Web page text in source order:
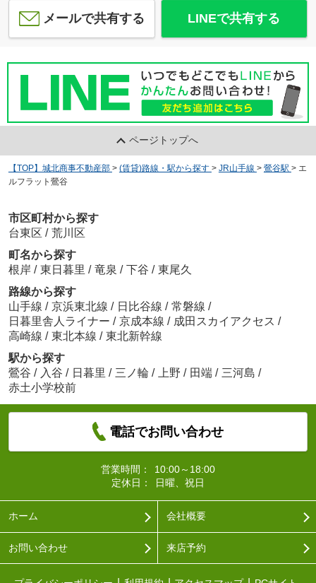
メールで共有する LINEで共有する
ページトップへ
【TOP】城北商事不動産部 > (賃貸)路線・駅から探す > JR山手線 > 鶯谷駅 > エ
ルフラット鶯谷
市区町村から探す
台東区 / 荒川区
町名から探す
根岸 / 東日暮里 / 竜泉 / 下谷 / 東尾久
路線から探す
山手線 / 京浜東北線 / 日比谷線 / 常磐線 /
日暮里舎人ライナー / 京成本線 / 成田スカイアクセス /
高崎線 / 東北本線 / 東北新幹線
駅から探す
鶯谷 / 入谷 / 日暮里 / 三ノ輪 / 上野 / 田端 / 三河島 /
赤土小学校前
電話でお問い合わせ
営業時間：
10:00～18:00
定休日：
日曜、祝日
ホーム 会社概要
お問い合わせ 来店予約